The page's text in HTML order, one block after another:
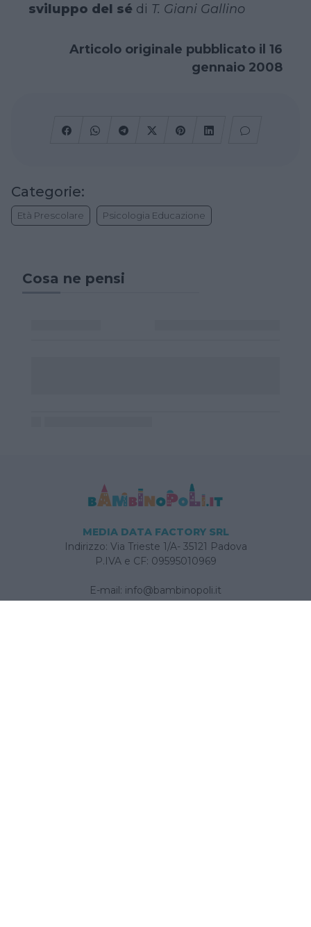
sviluppo del sé di T. Giani Gallino
Articolo originale pubblicato il 16
gennaio 2008
Categorie:
Età Prescolare Psicologia Educazione
Cosa ne pensi
MEDIA DATA FACTORY SRL
Indirizzo: Via Trieste 1/A- 35121 Padova
P.IVA e CF: 09595010969
E-mail: info@bambinopoli.it